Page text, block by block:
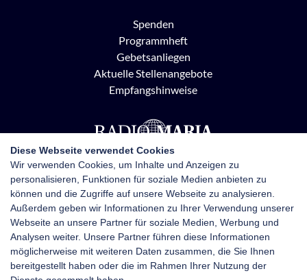
Spenden
Programmheft
Gebetsanliegen
Aktuelle Stellenangebote
Empfangshinweise
Radio Maria Österreich
Pottendorfer Straße 21, 1120 Wien
+43 1 710 70 72
kontakt@radiomaria.at
Impressum Netiquette
Datenschutz
Diese Webseite verwendet Cookies
Wir verwenden Cookies, um Inhalte und Anzeigen zu
personalisieren, Funktionen für soziale Medien anbieten zu
können und die Zugriffe auf unsere Webseite zu analysieren.
Außerdem geben wir Informationen zu Ihrer Verwendung unserer
Webseite an unsere Partner für soziale Medien, Werbung und
Analysen weiter. Unsere Partner führen diese Informationen
möglicherweise mit weiteren Daten zusammen, die Sie Ihnen
bereitgestellt haben oder die im Rahmen Ihrer Nutzung der